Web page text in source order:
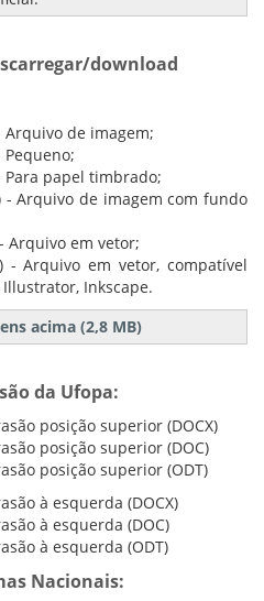
download
Arquivo de imagem;
Pequeno;
Para papel timbrado;
- Arquivo de imagem com fundo
Arquivo em vetor;
- Arquivo em vetor, compatível
Inkscape.
acima (2,8 MB)
da Ufopa:
posição superior (DOCX)
posição superior (DOC)
posição superior (ODT)
à esquerda (DOCX)
à esquerda (DOC)
à esquerda (ODT)
Nacionais: